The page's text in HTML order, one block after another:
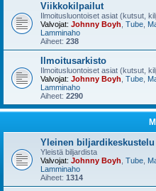
Viikkokilpailut
Ilmoitusluontoiset asiat (kutsut,
Valvojat: Johnny Boyh Tube
Lamminaho
Aiheet: 238
Ilmoitusarkisto
Ilmoitusluontoiset asiat (kutsut,
Valvojat: Johnny Boyh Tube
Lamminaho
Aiheet: 2290
Yleinen biljardikeskustelu
Yleistä biljardista
Valvojat: Johnny Boyh Tube
Lamminaho
Aiheet: 1314